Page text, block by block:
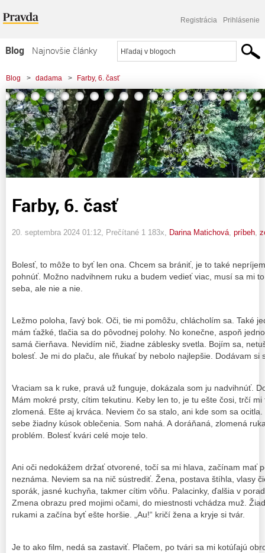
Registrácia Prihlásenie
Blog
Najnovšie články
Najčítanejšie články
Najkomentovanejšie články
Zoznam blogov
Komerčné blogy
Blog > dadama > Farby, 6. časť
Farby, 6. časť
20. septembra 2024 01:12 , Prečítané 1 183x, Darina Matichová príbeh
Bolesť, to môže to byť len ona. Chcem sa brániť, je to také
pohnúť. Možno nadvihnem ruku a budem vedieť viac, musí sa mi
seba, ale nie a nie.
Ležmo poloha, ľavý bok. Oči, tie mi pomôžu, chlácholím sa. Také
mám ťažké, tlačia sa do pôvodnej polohy. No konečne, aspoň
samá čierňava. Nevidím nič, žiadne záblesky svetla. Bojím sa,
bolesť. Je mi do plaču, ale fňukať by nebolo najlepšie. Dodávam si
Vraciam sa k ruke, pravá už funguje, dokázala som ju nadvihnúť.
Mám mokré prsty, cítim tekutinu. Keby len to, je tu ešte čosi, trčí
zlomená. Ešte aj krváca. Neviem čo sa stalo, ani kde som sa
sebe žiadny kúsok oblečenia. Som nahá. A doráňaná, zlomená
problém. Bolesť kvári celé moje telo.
Ani oči nedokážem držať otvorené, točí sa mi hlava, začínam mať
neznáma. Neviem sa na nič sústrediť. Žena, postava štíhla, vlasy
sporák, jasné kuchyňa, takmer cítim vôňu. Palacinky, ďalšia v
Zmena obrazu pred mojimi očami, do miestnosti vchádza muž.
rukami a začína byť ešte horšie. „Au!“ kričí žena a kryje si tvár.
Je to ako film, nedá sa zastaviť. Plačem, po tvári sa mi kotúľajú